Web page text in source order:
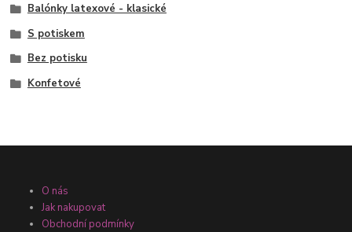
Balónky latexové - klasické
S potiskem
Bez potisku
Konfetové
O nás
Jak nakupovat
Obchodní podmínky